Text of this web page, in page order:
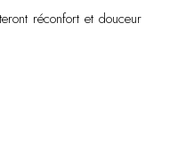
réconfort et douceur